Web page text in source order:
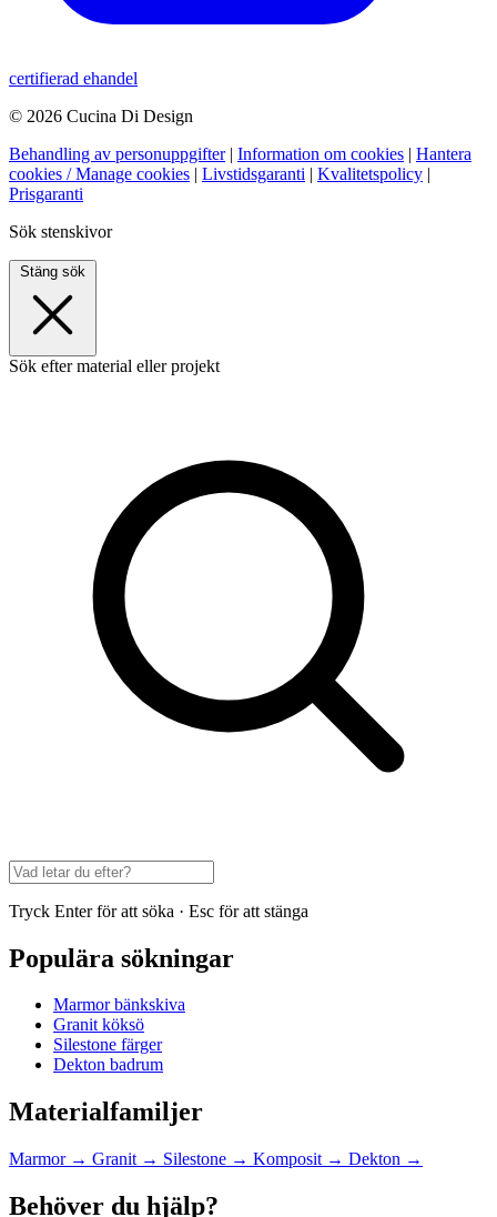
certifierad ehandel
© 2026 Cucina Di Design
Behandling av personuppgifter | Information om cookies | Hantera
cookies / Manage cookies | Livstidsgaranti | Kvalitetspolicy |
Prisgaranti
Sök stenskivor
Stäng sök
Sök efter material eller projekt
Tryck Enter för att söka · Esc för att stänga
Populära sökningar
Marmor bänkskiva
Granit köksö
Silestone färger
Dekton badrum
Materialfamiljer
Marmor → Granit → Silestone → Komposit → Dekton →
Behöver du hjälp?